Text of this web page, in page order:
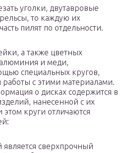
уголки, двутавровые
то каждую их
пилят по отдельности.
а также цветных
и меди,
специальных кругов,
с этими материалами.
о дисках содержится в
нанесенной с их
круги отличаются
является сверхпрочный